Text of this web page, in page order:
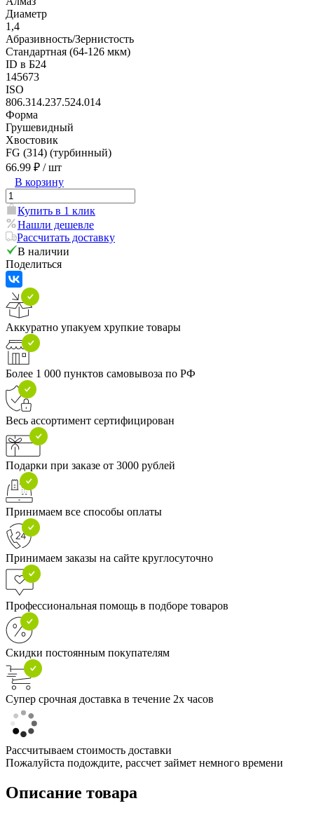
Диаметр
1,4
Абразивность/Зернистость
Стандартная (64-126 мкм)
ID в Б24
145673
ISO
806.314.237.524.014
Форма
Грушевидный
Хвостовик
FG (314) (турбинный)
66.99 ₽ / шт
В корзину
Купить в 1 клик
Нашли дешевле
Рассчитать доставку
В наличии
Поделиться
Аккуратно упакуем хрупкие товары
Более 1 000 пунктов самовывоза по РФ
Весь ассортимент сертифицирован
Подарки при заказе от 3000 рублей
Принимаем все способы оплаты
Принимаем заказы на сайте круглосуточно
Профессиональная помощь в подборе товаров
Скидки постоянным покупателям
Супер срочная доставка в течение 2х часов
Рассчитываем стоимость доставки
Пожалуйста подождите, рассчет займет немного времени
Описание товара